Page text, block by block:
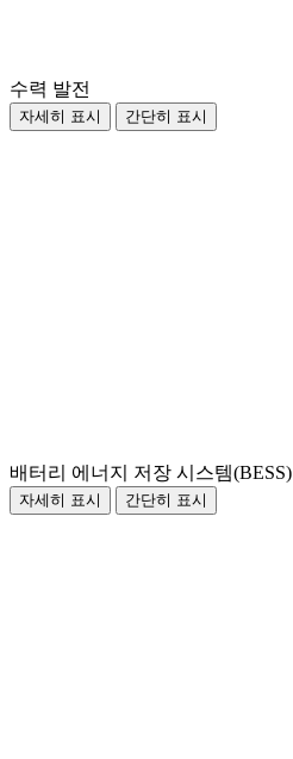
수력 발전
자세히 표시 간단히 표시
배터리 에너지 저장 시스템(BESS)
자세히 표시 간단히 표시